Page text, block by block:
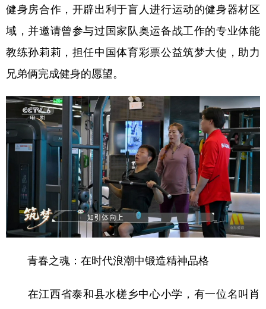
健身房合作，开辟出利于盲人进行运动的健身器材区
域，并邀请曾参与过国家队奥运备战工作的专业体能
教练孙莉莉，担任中国体育彩票公益筑梦大使，助力
兄弟俩完成健身的愿望。
青春之魂：在时代浪潮中锻造精神品格
在江西省泰和县水槎乡中心小学，有一位名叫肖